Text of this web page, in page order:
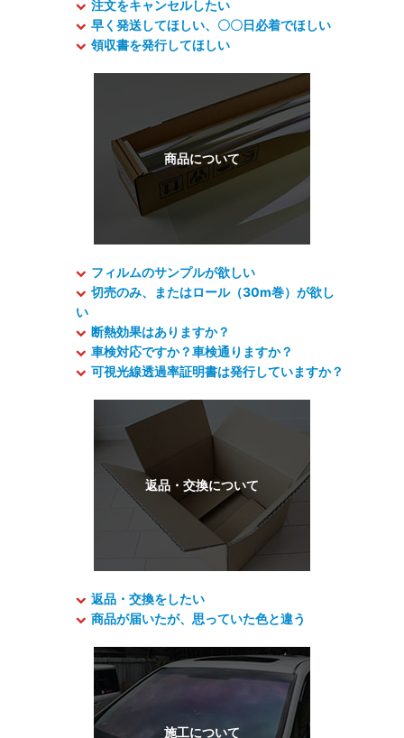
注文をキャンセルしたい
早く発送してほしい、〇〇日必着でほしい
領収書を発行してほしい
フィルムのサンプルが欲しい
切売のみ、またはロール（30m巻）が欲し
い
断熱効果はありますか？
車検対応ですか？車検通りますか？
可視光線透過率証明書は発行していますか？
返品・交換をしたい
商品が届いたが、思っていた色と違う